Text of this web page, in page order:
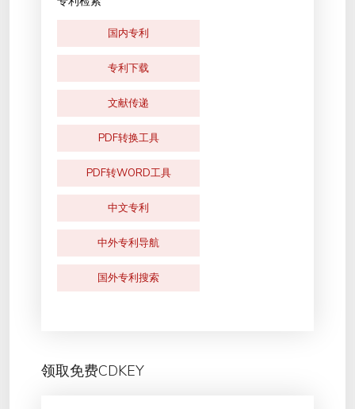
国内专利
专利下载
文献传递
PDF转换工具
PDF转WORD工具
中文专利
中外专利导航
国外专利搜索
领取免费CDKEY